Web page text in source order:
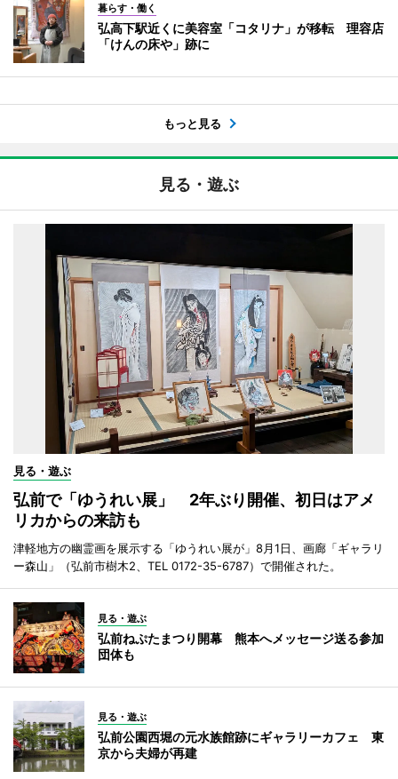
暮らす・働く
弘高下駅近くに美容室「コタリナ」が移転 理容店
「けんの床や」跡に
もっと見る
見る・遊ぶ
見る・遊ぶ
弘前で「ゆうれい展」 2年ぶり開催、初日はアメ
リカからの来訪も
津軽地方の幽霊画を展示する「ゆうれい展が」8月1日、画廊「ギャラリ
ー森山」（弘前市樹木2、TEL 0172-35-6787）で開催された。
見る・遊ぶ
弘前ねぷたまつり開幕 熊本へメッセージ送る参加
団体も
見る・遊ぶ
弘前公園西堀の元水族館跡にギャラリーカフェ 東
京から夫婦が再建